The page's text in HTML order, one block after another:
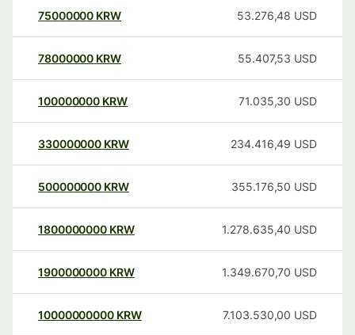
75000000 KRW 53.276,48 USD
78000000 KRW 55.407,53 USD
100000000 KRW 71.035,30 USD
330000000 KRW 234.416,49 USD
500000000 KRW 355.176,50 USD
1800000000 KRW 1.278.635,40 USD
1900000000 KRW 1.349.670,70 USD
10000000000 KRW 7.103.530,00 USD